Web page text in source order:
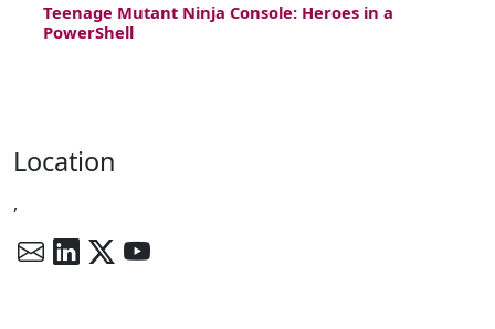
Teenage Mutant Ninja Console: Heroes in a
PowerShell
Location
,